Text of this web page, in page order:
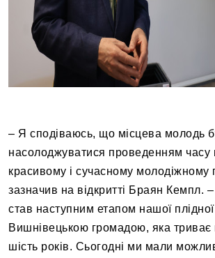
– Я сподіваюсь, що місцева молодь
насолоджуватися проведенням часу
красивому і сучасному молодіжному
зазначив на відкритті Браян Кемпл.
став наступним етапом нашої плідної
Вишнівецькою громадою, яка
шість років. Сьогодні ми мали